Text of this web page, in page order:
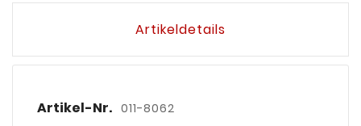
Artikeldetails
Artikel-Nr. 011-8062